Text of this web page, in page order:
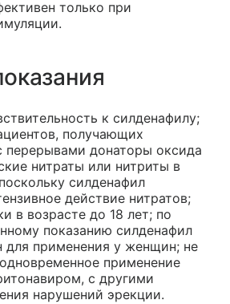
только при
к силденафилу;
получающих
перерывами донаторы оксида
нитраты или нитриты в
силденафил
действие нитратов;
в возрасте до 18 лет; по
показанию силденафил
для применения у женщин; не
применение
с другими
нарушений эрекции.